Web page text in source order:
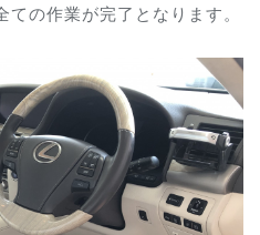
の作業が完了となります。